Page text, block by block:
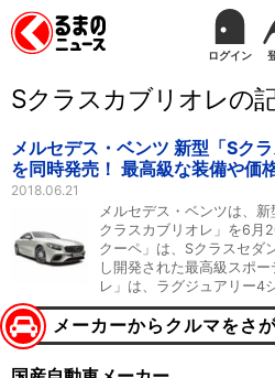
ログイン
Sクラスカブリオレの
メルセデス・ベンツ 新型「Sク
を同時発売！ 最高級な装備や価
2018.06.21
メルセデス・ベンツは、
クラスカブリオレ」を6月
クーペ」は、Sクラスセダ
し開発された最高級スポ
レ」は、ラグジュアリー4
メーカーからクルマをさ